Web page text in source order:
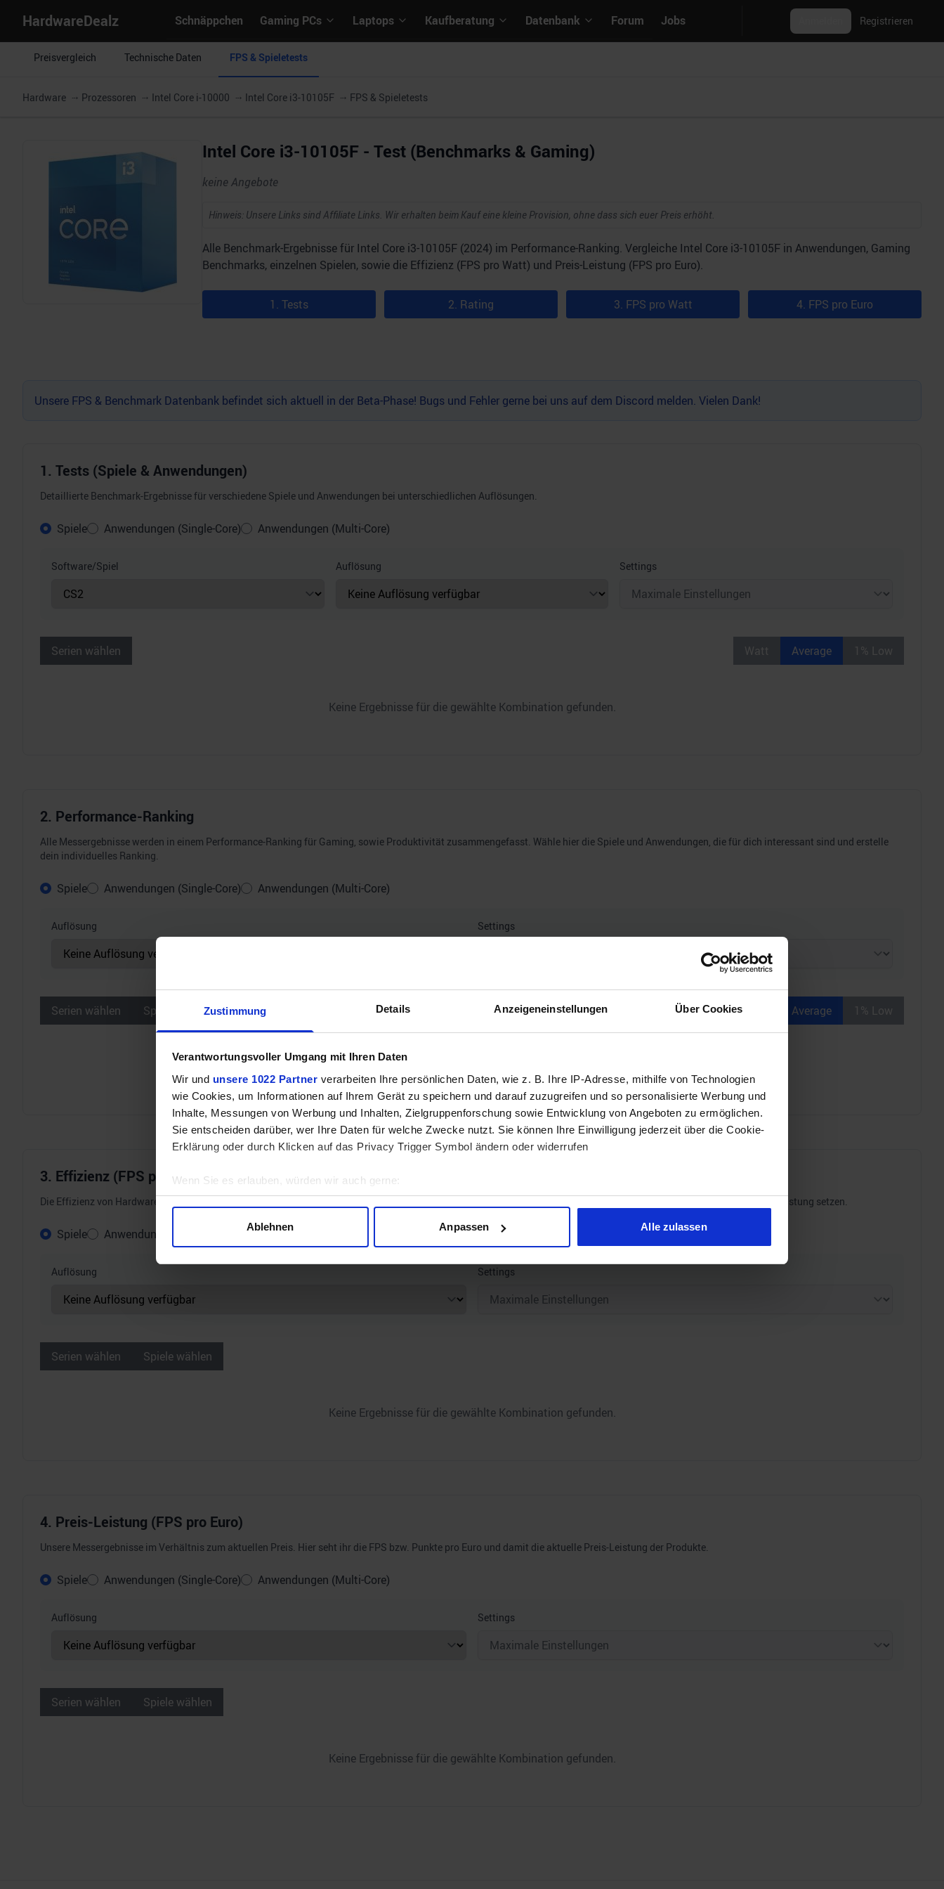
Zustimmung Details Anzeigeneinstellungen Über Cookies
Verantwortungsvoller Umgang mit Ihren Daten
Wir und unsere 1022 Partner verarbeiten Ihre persönlichen Daten, wie z. B. Ihre IP-Adresse, mithilfe von Technologien
wie Cookies, um Informationen auf Ihrem Gerät zu speichern und darauf zuzugreifen und so personalisierte Werbung und
Inhalte, Messungen von Werbung und Inhalten, Zielgruppenforschung sowie Entwicklung von Angeboten zu ermöglichen.
Sie entscheiden darüber, wer Ihre Daten für welche Zwecke nutzt. Sie können Ihre Einwilligung jederzeit über die Cookie-
Erklärung oder durch Klicken auf das Privacy Trigger Symbol ändern oder widerrufen
Wenn Sie es erlauben, würden wir auch gerne:
Informationen über Ihre geografische Lage erfassen, welche bis auf einige Meter genau sein können
Erfahren Sie mehr darüber, wie Ihre persönlichen Daten verarbeitet werden, und legen Sie Ihre Präferenzen im
und die Zugriffe auf unsere Website zu analysieren. Außerdem geben wir Informationen zu Ihrer Verwendung unserer
der Dienste gesammelt haben.
Ablehnen Anpassen Alle zulassen
HardwareDealz Schnäppchen Gaming PCs Laptops Kaufberatung Datenbank Forum Jobs Registrieren
Preisvergleich Technische Daten FPS & Spieletests
Hardware Prozessoren Intel Core i-10000 Intel Core i3-10105F FPS & Spieletests
Intel Core i3-10105F - Test (Benchmarks & Gaming)
keine Angebote
Hinweis: Unsere Links sind Affiliate Links. Wir erhalten beim Kauf eine kleine Provision, ohne dass sich euer Preis erhöht.
Alle Benchmark-Ergebnisse für Intel Core i3-10105F (2024) im Performance-Ranking. Vergleiche Intel Core i3-10105F in Anwendungen, Gaming
Benchmarks, einzelnen Spielen, sowie die Effizienz (FPS pro Watt) und Preis-Leistung (FPS pro Euro).
1. Tests 2. Rating 3. FPS pro Watt 4. FPS pro Euro
Unsere FPS & Benchmark Datenbank befindet sich aktuell in der Beta-Phase! Bugs und Fehler gerne bei uns auf dem Discord melden. Vielen Dank!
1. Tests (Spiele & Anwendungen)
Detaillierte Benchmark-Ergebnisse für verschiedene Spiele und Anwendungen bei unterschiedlichen Auflösungen.
Spiele Anwendungen (Single-Core) Anwendungen (Multi-Core)
Software/Spiel Auflösung Settings
Serien wählen Watt Average 1% Low
Keine Ergebnisse für die gewählte Kombination gefunden.
2. Performance-Ranking
Alle Messergebnisse werden in einem Performance-Ranking für Gaming, sowie Produktivität zusammengefasst. Wähle hier die Spiele und Anwendungen, die für dich interessant sind und erstelle
dein individuelles Ranking.
Spiele Anwendungen (Single-Core) Anwendungen (Multi-Core)
Auflösung Settings
Serien wählen Spiele wählen Average 1% Low
3. Effizienz (FPS pro Watt)
Die Effizienz von Hardware wird immer wichtiger. Darum errechnen wir für alle Tests die FPS und Punkte pro Watt und können so den Stromverbrauch ins Verhältnis zur Leistung setzen.
Spiele Anwendungen (Multi-Core)
Auflösung Settings
Serien wählen Spiele wählen
Keine Ergebnisse für die gewählte Kombination gefunden.
4. Preis-Leistung (FPS pro Euro)
Unsere Messergebnisse im Verhältnis zum aktuellen Preis. Hier seht ihr die FPS bzw. Punkte pro Euro und damit die aktuelle Preis-Leistung der Produkte.
Spiele Anwendungen (Single-Core) Anwendungen (Multi-Core)
Auflösung Settings
Serien wählen Spiele wählen
Keine Ergebnisse für die gewählte Kombination gefunden.